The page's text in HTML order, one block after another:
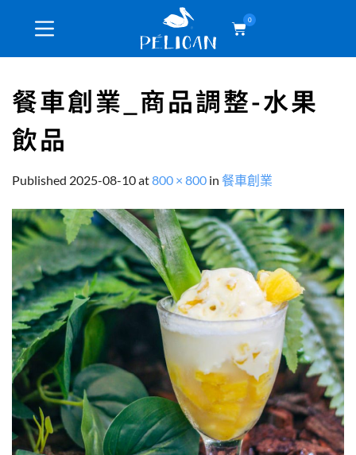
0
餐車創業_商品調整-水果
飲品
Published 2025-08-10at800 × 800 in 餐車創業